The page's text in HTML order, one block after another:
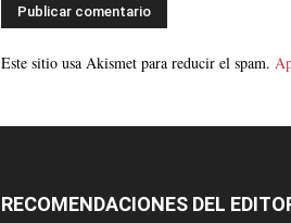
Este sitio usa Akismet para reducir el spam.
RECOMENDACIONES DEL